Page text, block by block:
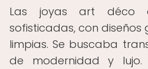
Las joyas art déco
sofisticadas, con diseños
limpias. Se buscaba
de modernidad y lujo.